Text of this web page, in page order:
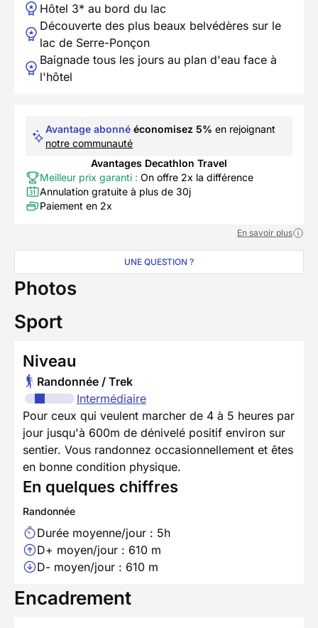
Hôtel 3* au bord du lac
Découverte des plus beaux belvédères sur le
lac de Serre-Ponçon
Baignade tous les jours au plan d'eau face à
l'hôtel
Avantage abonné économisez 5% en rejoignant
notre communauté
Avantages Decathlon Travel
Meilleur prix garanti : On offre 2x la différence
Annulation gratuite à plus de 30j
Paiement en 2x
En savoir plus
UNE QUESTION ?
Photos
Sport
Niveau
Randonnée / Trek
Intermédiaire
Pour ceux qui veulent marcher de 4 à 5 heures par
jour jusqu'à 600m de dénivelé positif environ sur
sentier. Vous randonnez occasionnellement et êtes
en bonne condition physique.
En quelques chiffres
Randonnée
Durée moyenne/jour : 5h
D+ moyen/jour : 610 m
D- moyen/jour : 610 m
Encadrement